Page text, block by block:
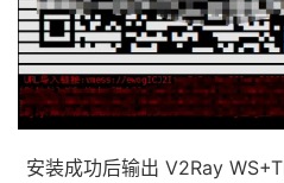
安装成功后输出 V2Ray